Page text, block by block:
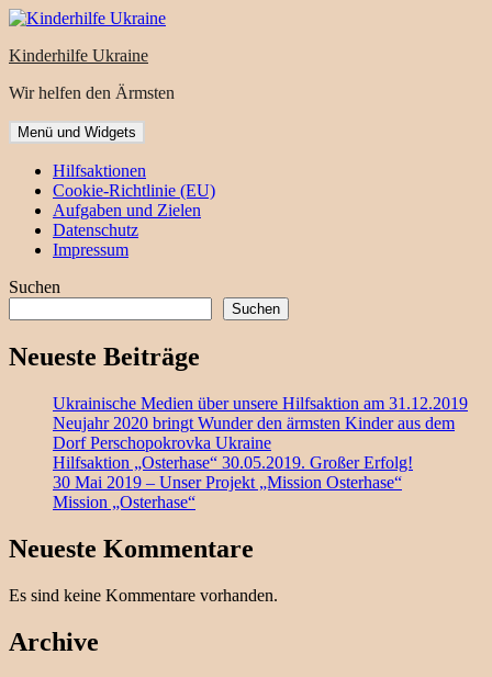
Zum
springen
Kinderhilfe Ukraine
Wir helfen den Ärmsten
Menü und Widgets
Hilfsaktionen
Cookie-Richtlinie (EU)
Aufgaben und Zielen
Datenschutz
Impressum
Suchen
Suchen
Neueste Beiträge
Ukrainische Medien über unsere Hilfsaktion am 31.12.2019
Neujahr 2020 bringt Wunder den ärmsten Kinder aus dem
Dorf Perschopokrovka Ukraine
Hilfsaktion „Osterhase“ 30.05.2019. Großer Erfolg!
30 Mai 2019 – Unser Projekt „Mission Osterhase“
Mission „Osterhase“
Neueste Kommentare
Es sind keine Kommentare vorhanden.
Archive